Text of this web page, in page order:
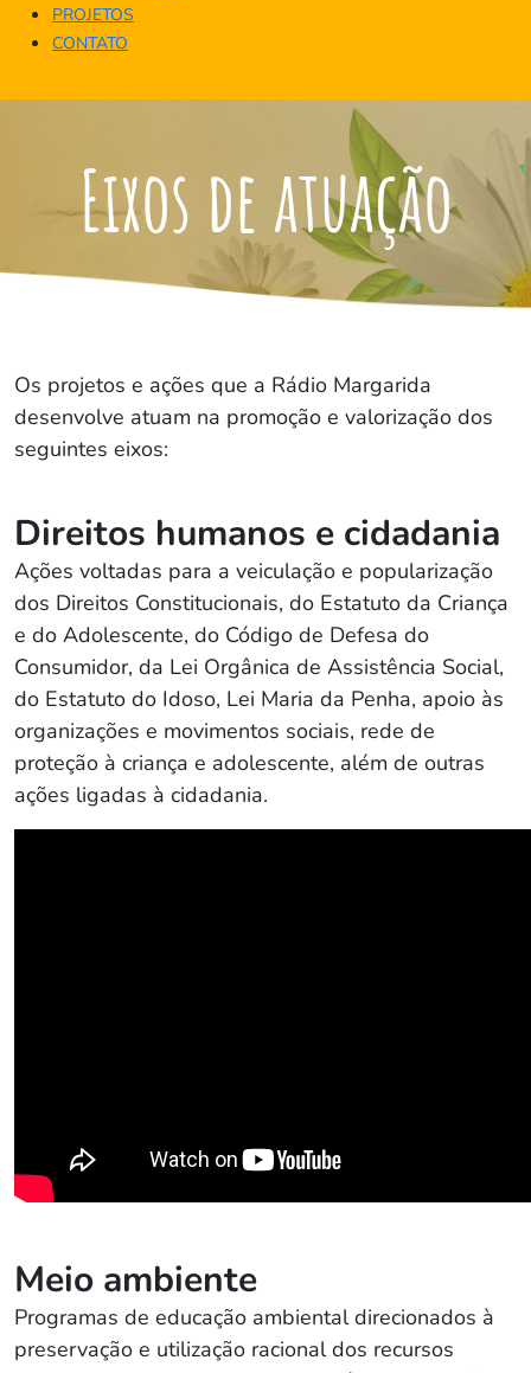
PROJETOS
CONTATO
Eixos de atuação
Os projetos e ações que a Rádio Margarida
desenvolve atuam na promoção e valorização dos
seguintes eixos:
Direitos humanos e cidadania
Ações voltadas para a veiculação e popularização
dos Direitos Constitucionais, do Estatuto da Criança
e do Adolescente, do Código de Defesa do
Consumidor, da Lei Orgânica de Assistência Social,
do Estatuto do Idoso, Lei Maria da Penha, apoio às
organizações e movimentos sociais, rede de
proteção à criança e adolescente, além de outras
ações ligadas à cidadania.
Meio ambiente
Programas de educação ambiental direcionados à
preservação e utilização racional dos recursos